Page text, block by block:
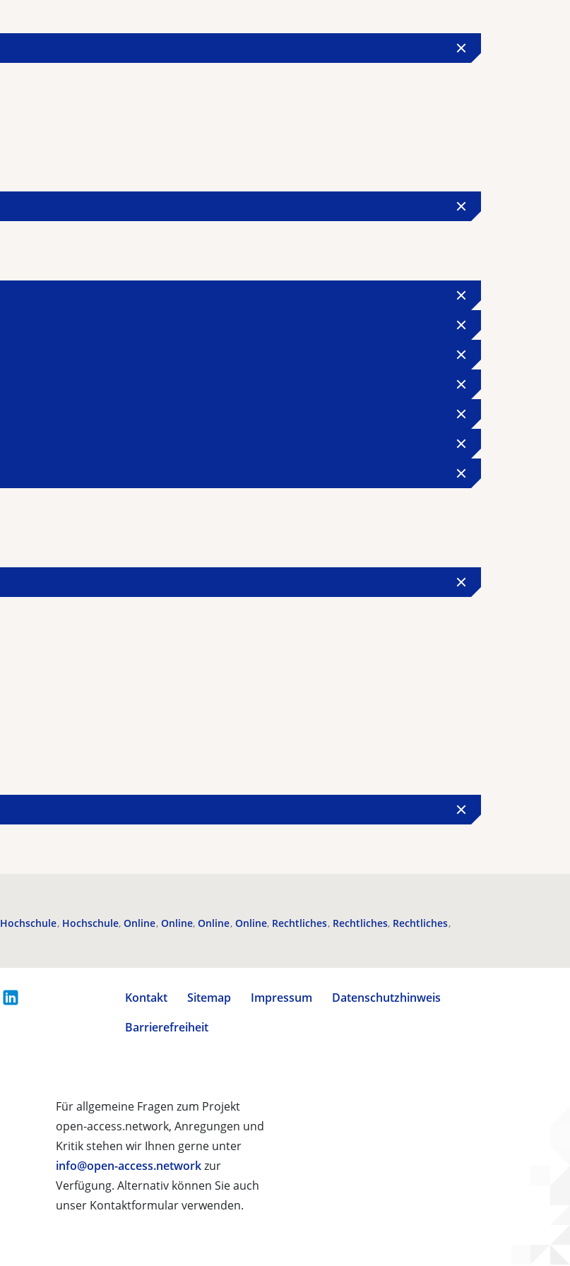
Hochschule Hochschule Online Online Online Online Rechtliches Rechtliches Rechtliches
Kontakt Sitemap Impressum
Datenschutzhinweis
Barrierefreiheit
Für allgemeine Fragen zum Projekt
open-access.network, Anregungen und
Kritik stehen wir Ihnen gerne unter
info@open-access.networkzur
Verfügung. Alternativ können Sie auch
unser Kontaktformular verwenden.